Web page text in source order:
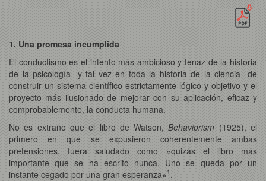
1. Una promesa incumplida
El conductismo es el intento más ambicioso y tenaz de la historia
de la psicología -y tal vez en toda la historia de la ciencia- de
construir un sistema científico estrictamente lógico y objetivo y el
proyecto más ilusionado de mejorar con su aplicación, eficaz y
comprobablemente, la conducta humana.
No es extraño que el libro de Watson,Behaviorism (1925), el
primero en que se expusieron coherentemente ambas
pretensiones, fuera saludado como «quizás el libro más
importante que se ha escrito nunca. Uno se queda por un
instante cegado por una gran esperanza»1 .